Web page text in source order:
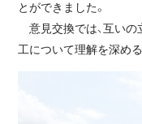
とができました。
意見交換では、互いの
工について理解を深め